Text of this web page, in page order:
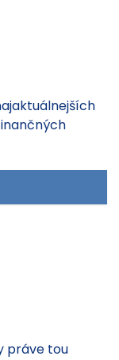
práve tou